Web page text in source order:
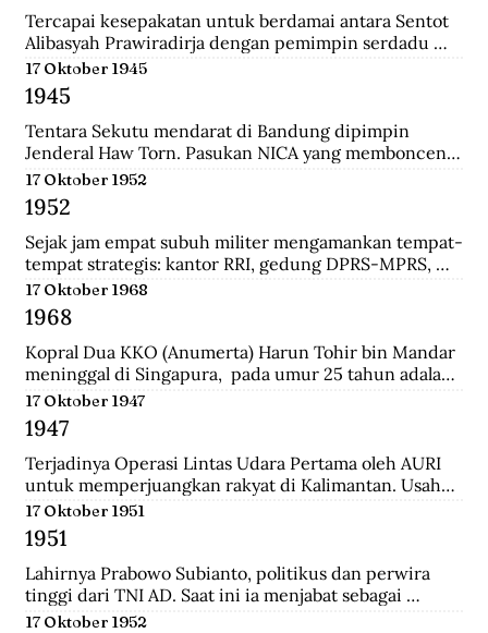
Tercapai kesepakatan untuk berdamai antara Sentot
Alibasyah Prawiradirja dengan pemimpin serdadu
Belanda sehingga Sentot menghentikan peperangan.
Sentot Alibasyah (Pasha 'yang tinggi') menjadi
panglima di pasukan Diponegoro waktu masih
berumur 17 tahun. Ia adalah keturunan bupati
Madiun.
17 Oktober 1945
1945
Tentara Sekutu mendarat di Bandung dipimpin
Jenderal Haw Torn. Pasukan NICA yang membonceng
Sekutu berusaha mengembalikan kekuasaan Belanda
di Indonesia. Secara sepihak Sekutu meminta agar
senjata yang dilucuti pasukan TKR dari tentara
Jepang diserahkan kepada Sekutu.
17 Oktober 1952
1952
Sejak jam empat subuh militer mengamankan tempat-
tempat strategis: kantor RRI, gedung DPRS-MPRS,
dan stasiun-stasiun keretapi. Pukul delapan pagi,
kerumuman massa menjalar; mereka diangkut dari
pabrik-pabrik di luar kota, sisanya dari Jakarta
dikelola jagoan-jagoan Betawi. Tentara mengorganisir
demonstrasi itu, dengan dukungan tank dan artileri,
bergerak ke istana presiden, menuntut pembubaran
parlemen.
17 Oktober 1968
1968
Kopral Dua KKO (Anumerta) Harun Tohir bin Mandar
meninggal di Singapura,  pada umur 25 tahun adalah
salah satu dari dua anggota KKO Korps Komando; kini
disebut Korps Marinir Indonesia yang ditangkap di
Singapura pada saat terjadinya Konfrontasi dengan
Malaysia. Bersama dengan seorang anggota KKO
lainnya bernama Usman, ia dihukum gantung oleh
pemerintah Singapura pada Oktober 1968 dengan
tuduhan meletakkan bom di wilayah pusat kota
Singapura yang padat pada 10 Maret 1965.
17 Oktober 1947
1947
Terjadinya Operasi Lintas Udara Pertama oleh AURI
untuk memperjuangkan rakyat di Kalimantan. Usaha
ini berhasil menerobos blokade udara Belanda dan
berhasil menerjunkan pasukan didaratan Kalimantan
dan membantu pasukan gerilaya dalam melawan
NICA.
17 Oktober 1951
1951
Lahirnya Prabowo Subianto, politikus dan perwira
tinggi dari TNI AD. Saat ini ia menjabat sebagai
Menteri Pertahanan.
17 Oktober 1952